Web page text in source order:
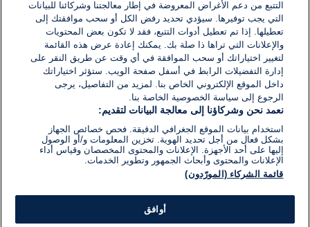
وقت
القراءة:
1}
دقيقة.
07 نوفمبر 2020
التتبع من دعم الأغراض المعروضة في إطار معالجتنا وشركائنا للبيانات
التي يجب توفيرها. سيؤدي تحديد رفض الكل أو سحب موافقتك إلى
تعطيلها. إذا تم تعطيل أدوات التتبع، فقد لا تكون بعض المحتويات
والإعلانات التي تراها ذا صلة بك. يمكنك إعادة عرض هذه القائمة
لتغيير اختياراتك أو سحب الموافقة في أي وقت عن طريق النقر على
إدارة التفضيلات الرابط في أسفل صفحة الويب. ستؤثر اختياراتك
داخل الموقع الإلكتروني الخاص بنا. لمزيد من التفاصيل، يرجى
الرجوع إلى سياسة الخصوصية الخاصة بنا.
نعمد نحن وشركاؤنا إلى معالجة البيانات لتقديم:
استخدام بيانات الموقع الجغرافي الدقيقة. فحص خصائص الجهاز
بشكل فعال من أجل تحديد الهوية. تخزين المعلومات و/أو الوصول
إليها على أحد الأجهزة. الإعلانات والمحتوى المخصصان وقياس أداء
الإعلانات والمحتوى وأبحاث الجمهور وتطوير الخدمات.
قائمة الشركاء (المورّدون)
أوافق